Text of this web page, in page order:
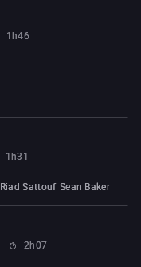
1h46
1h31
Riad Sattouf Sean Baker
2h07